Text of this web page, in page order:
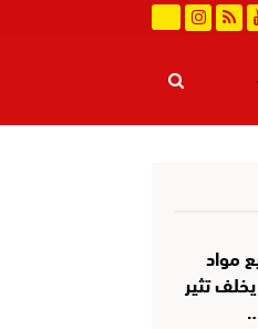
مواد
تثير